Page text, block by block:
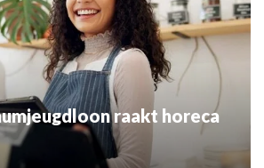
raakt horeca